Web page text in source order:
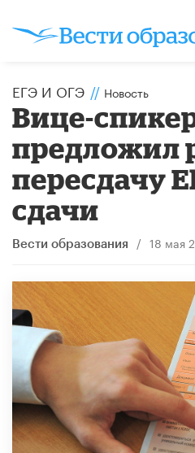
ЕГЭ И ОГЭ // Новость
Вице-
предложил
пересдачу
сдачи
Вести образования / 18 мая